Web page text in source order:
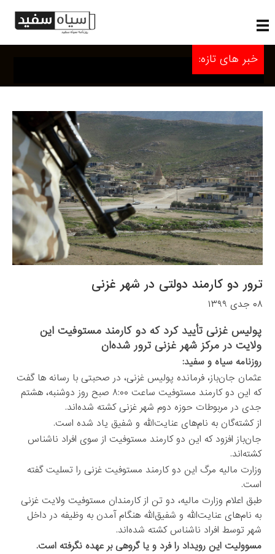
خبر های تازه:
ترور دو کارمند دولتی در شهر غزنی
۰۸ جدی ۱۳۹۹
پولیس غزنی تأیید کرد که دو کارمند مستوفیت این
ولایت در مرکز شهر غزنی ترور شده‌ان
روزنامه سیاه و سفید:
عثمان جان‌باز، فرمانده پولیس غزنی، در صحبتی با رسانه ها گفت
که این دو کارمند مستوفیت ساعت ۸:۰۰ صبح روز دوشنبه، هشتم
جدی در مربوطات حوزه دوم شهر غزنی کشته شده‌اند.
از کشته‌گان به نام‌های عنایت‌الله و شفیق یاد شده است.
جان‌باز افزود که این دو کارمند مستوفیت از سوی افراد ناشناس
کشته‌اند.
وزارت مالیه مرگ این دو کارمند مستوفیت غزنی را تسلیت گفته
است.
طبق اعلام وزارت مالیه، دو تن از کارمندان مستوفیت ولایت غزنی
به‌ نام‌های عنایت‌الله و شفیق‌الله هنگام آمدن به وظیفه در داخل
شهر توسط افراد ناشناس کشته شده‌اند.
مسوولیت این رویداد را فرد و یا گروهی بر عهده نگرفته است.